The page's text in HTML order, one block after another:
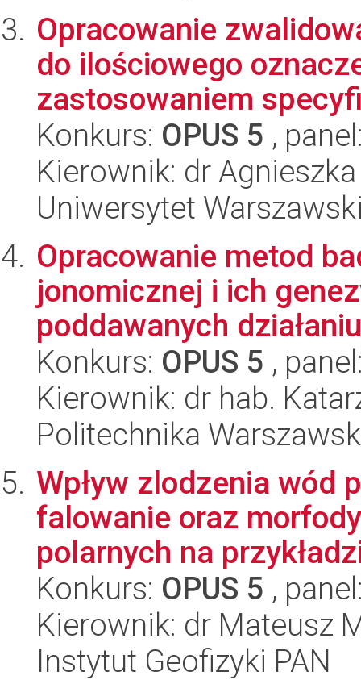
Opracowanie
do ilościowego
zastosowaniem
Konkurs: OPUS 5 ,
Kierownik: dr
Uniwersytet
Opracowanie metod
jonomicznej i ich
poddawanych
Konkurs: OPUS 5 ,
Kierownik: dr hab.
Politechnika
Wpływ zlodzenia wód
falowanie oraz
polarnych na
Konkurs: OPUS 5 ,
Kierownik: dr Mateusz
Instytut Geofizyki PAN